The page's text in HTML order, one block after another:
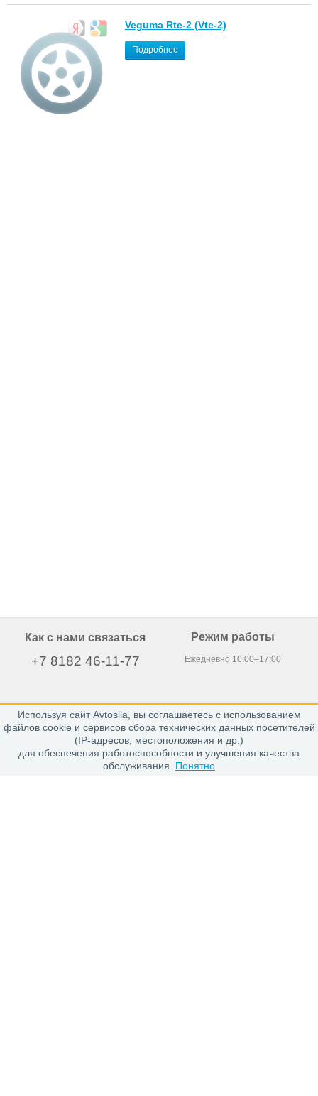
Используя сайт Avtosila, вы соглашаетесь с использованием
файлов cookie и сервисов сбора технических данных посетителей
(IP-адресов, местоположения и др.)
для обеспечения работоспособности и улучшения качества
обслуживания. Понятно
Veguma Rte-2 (Vte-2)
Подробнее
Как с нами связаться
+7 8182 46-11-77
163020, г. Архангельск,
пр. Никольский 15, офис 212
Режим работы
Ежедневно 10:00–17:00
Каталог